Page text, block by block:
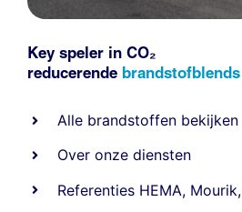
Key speler in CO₂
reducerende brandstofblends
Alle brandstoffen bekijken
Over onze diensten
Referenties HEMA, Mourik,